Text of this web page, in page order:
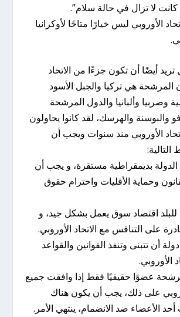
كانت لا تزال في حالة سلام”.
الأوروبي ليس خيارًا متاحًا لأوكرانيا
7 دول تريد أيضًا أن تكون جزءًا من الاتحاد
المرشحة هي تركيا والجبل الأسود
وصربيا وألبانيا والدول المرشحة
والبوسنة والهرسك، لقد كانوا يحاولون
الأوروبي منذ سنوات ويجب أن
بديمقراطية مستقرة، و يجب أن
وحماية الأقليات واحترام حقوق
اقتصاد سوق يعمل بشكل جيد، و
على التنافس مع الاتحاد الأوروبي.
أن تتبنى وتنفذ القوانين والقواعد
الأوروبي.
عضوًا حقيقيًا فقط إذا وافقت جميع
على ذلك، يجب أن يكون هناك
الأعضاء ضد الانضمام، ينتهي الأمر.